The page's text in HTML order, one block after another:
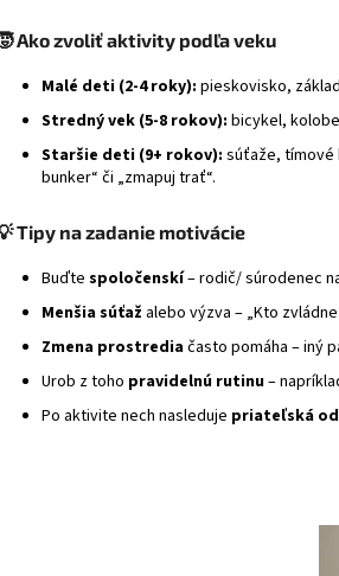
Ako zvoliť aktivity podľa veku
Malé deti (2‑4 roky): pieskovisko,
Stredný vek (5‑8 rokov): bicykel,
Staršie deti (9+ rokov): súťaže, tímové
bunker“ či „zmapuj trať“.
Tipy na zadanie motivácie
Buďte spoločenskí– rodič/ súrodenec
Menšia súťaž alebo výzva – „Kto
Zmena prostrediačasto pomáha – iný
Urob z toho pravidelnú rutinu–
Po aktivite nech nasleduje priateľská